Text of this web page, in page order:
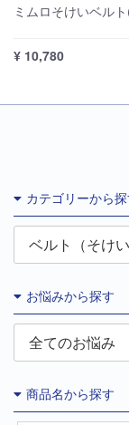
ミムロそけいベル
¥ 10,780
カテゴリーから
お悩みから探す
商品名から探す